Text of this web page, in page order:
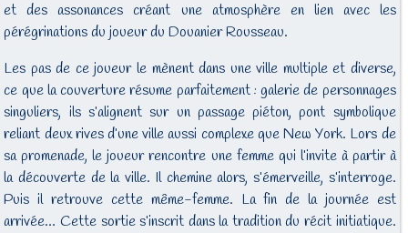
et des assonances créant une atmosphère en lien avec les
pérégrinations du joueur du Douanier Rousseau.
Les pas de ce joueur le mènent dans une ville multiple et diverse,
ce que la couverture résume parfaitement : galerie de personnages
singuliers, ils s’alignent sur un passage piéton, pont symbolique
reliant deux rives d’une ville aussi complexe que New York. Lors de
sa promenade, le joueur rencontre une femme qui l’invite à partir à
la découverte de la ville. Il chemine alors, s’émerveille, s’interroge.
Puis il retrouve cette même-femme. La fin de la journée est
arrivée… Cette sortie s’inscrit dans la tradition du récit initiatique.